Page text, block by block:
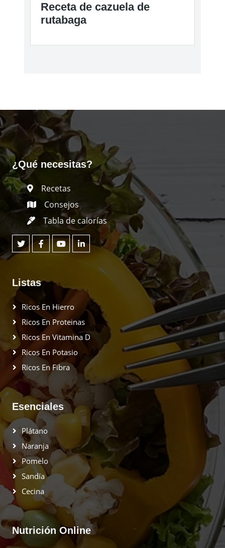
Receta de cazuela de
rutabaga
¿Qué necesitas?
Recetas
Consejos
Tabla de calorías
Listas
Ricos En Hierro
Ricos En Proteinas
Ricos En Vitamina D
Ricos En Potasio
Ricos En Fibra
Esenciales
Plátano
Naranja
Pomelo
Sandía
Cecina
Nutrición Online